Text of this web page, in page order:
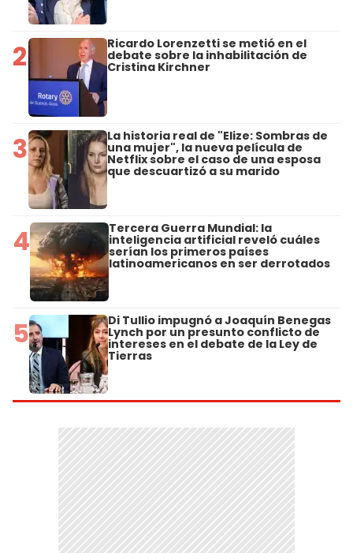
2 Ricardo Lorenzetti se metió en el
debate sobre la inhabilitación de
Cristina Kirchner
3 La historia real de "Elize: Sombras de
una mujer", la nueva película de
Netflix sobre el caso de una esposa
que descuartizó a su marido
4 Tercera Guerra Mundial: la
inteligencia artificial reveló cuáles
serían los primeros países
latinoamericanos en ser derrotados
5 Di Tullio impugnó a Joaquín Benegas
Lynch por un presunto conflicto de
intereses en el debate de la Ley de
Tierras